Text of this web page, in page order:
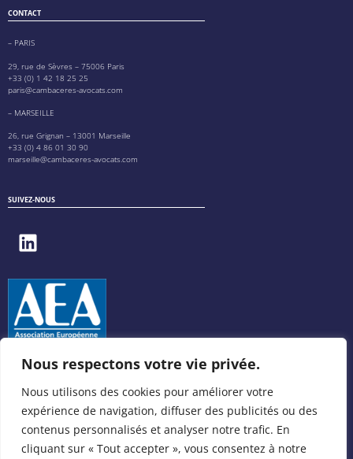
Nous respectons votre vie privée.
Nous utilisons des cookies pour améliorer votre
expérience de navigation, diffuser des publicités ou des
contenus personnalisés et analyser notre trafic. En
cliquant sur « Tout accepter », vous consentez à notre
CONTACT
– PARIS
29, rue de Sèvres – 75006 Paris
+33 (0) 1 42 18 25 25
paris@cambaceres-avocats.com
– MARSEILLE
26, rue Grignan – 13001 Marseille
+33 (0) 4 86 01 30 90
marseille@cambaceres-avocats.com
SUIVEZ-NOUS